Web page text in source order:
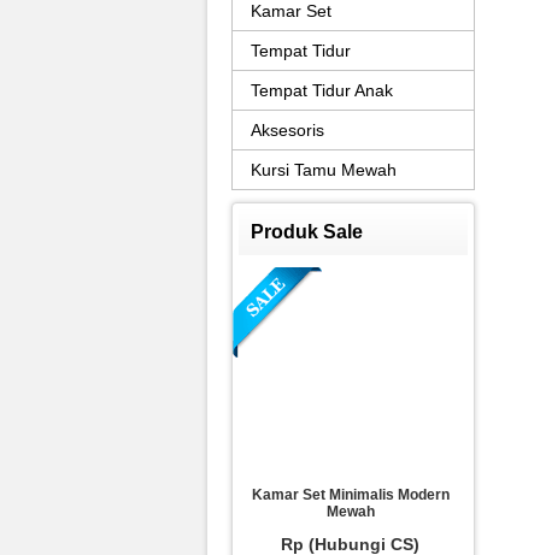
Kamar Set
Tempat Tidur
Tempat Tidur Anak
Aksesoris
Kursi Tamu Mewah
Produk Sale
Kamar Set Minimalis Modern
Mewah
Rp (Hubungi CS)